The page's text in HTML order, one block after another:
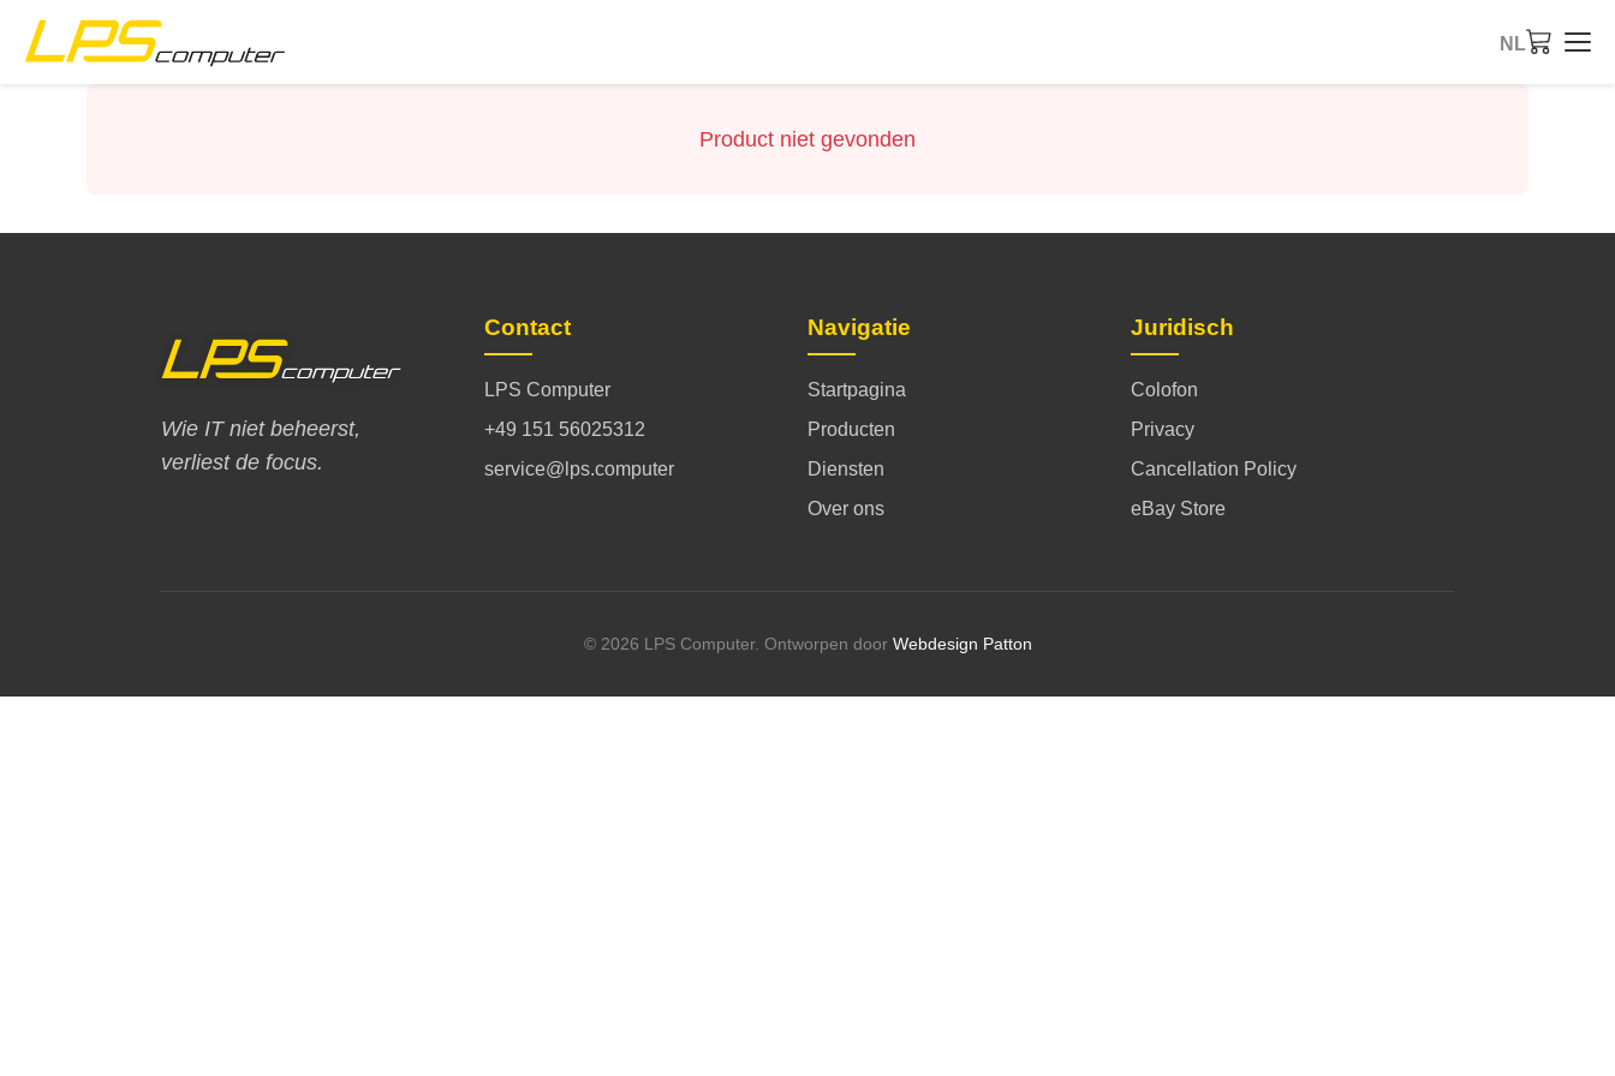
NL
Product niet gevonden
Wie IT niet beheerst,
verliest de focus.
Contact
LPS Computer
+49 151 56025312
service@lps.computer
Navigatie
Startpagina
Producten
Diensten
Over ons
Juridisch
Colofon
Privacy
Cancellation Policy
eBay Store
© 2026 LPS Computer. Ontworpen door Webdesign Patton